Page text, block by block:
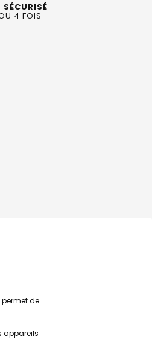
4 FOIS
permet de
appareils